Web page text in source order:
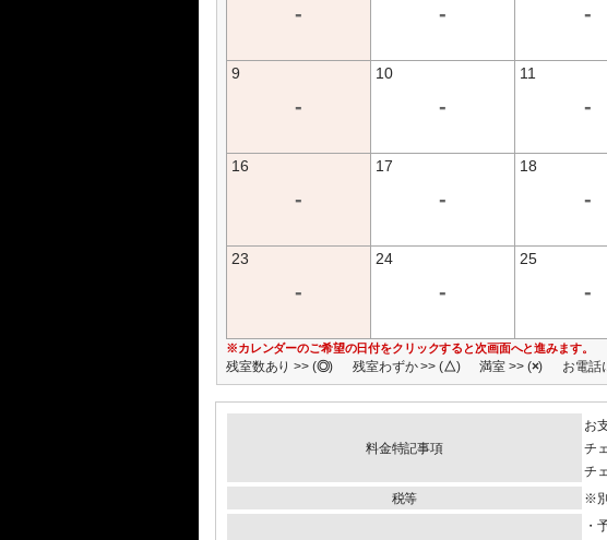
- - -
9
-
10
-
11
-
16
-
17
-
18
-
23
-
24
-
25
-
※カレンダーのご希望の日付をクリックすると次画面へと進みます。
残室数あり >> (◎) 残室わずか >> (△) 満室 >> (×) お電話
料金特記事項
お
チ
チ
税等
※
・